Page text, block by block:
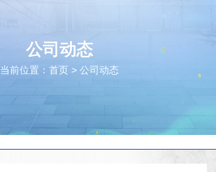
公司动态
当前位置： 首页 > 公司动态